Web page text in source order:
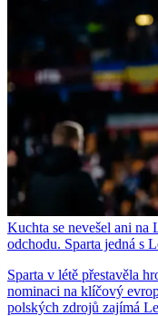
Kuchta se nevešel ani
odchodu. Sparta jedná s
Sparta v létě přestavěla
nominaci na klíčový
polských zdrojů zajímá